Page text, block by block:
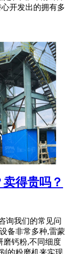
开发出的拥有多
得贵吗？
询我们的常见问
备非常多种,雷蒙
磨钙粉,不同细度
的粉磨机来实现